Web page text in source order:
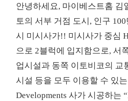
안녕하세요, 마이베스트홈 김
토의 서부 거점 도시, 인구
시 미시사가!! 미시사가 중심
으로 2블럭에 입지함으로, 서
업시설과 동쪽 이토비코의 교
시설 등을 모두 이용할 수 있
Developments 사가 시공하는